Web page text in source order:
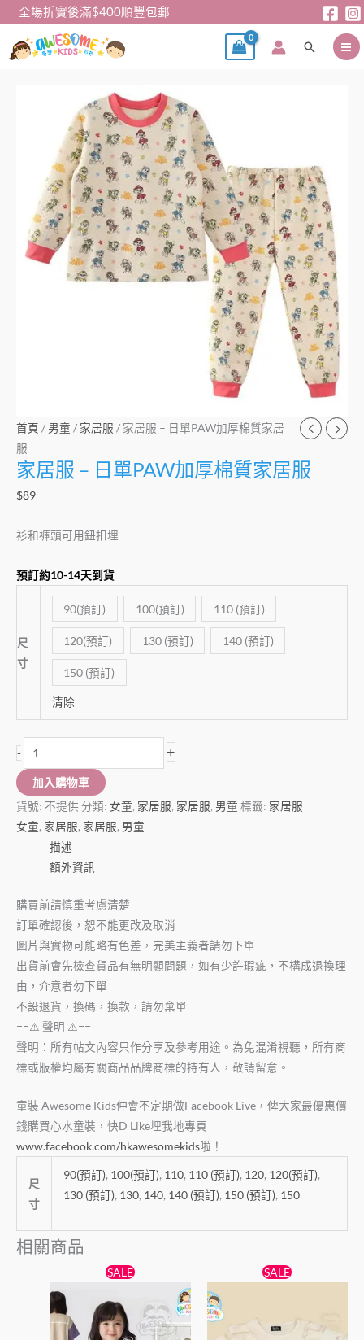
全場折實後滿$400順豐包郵
搜
首頁 / 男童 / 家居服 / 家居服 – 日單PAW加厚棉質家居
服
家居服 – 日單PAW加厚棉質家居服
$89
衫和褲頭可用鈕扣埋
預訂約10-14天到貨
尺
寸
90(預訂) 100(預訂) 110 (預訂)
120(預訂) 130 (預訂) 140 (預訂)
150 (預訂)
清除
-
PAW
加
厚
+
加入購物車
貨號: 不提供 分類: 女童, 家居服, 家居服, 男童 標籤: 家居服
女童, 家居服, 家居服, 男童
描述
額外資訊
購買前請慎重考慮清楚
訂單確認後，恕不能更改及取消
圖片與實物可能略有色差，完美主義者請勿下單
出貨前會先檢查貨品有無明顯問題，如有少許瑕疵，不構成退換理
由，介意者勿下單
不設退貨，換碼，換款，請勿棄單
==⚠️ 聲明 ⚠️==
聲明：所有帖文內容只作分享及參考用途。為免混淆視聽，所有商
標或版權均屬有關商品品牌商標的持有人，敬請留意。
童裝 Awesome Kids仲會不定期做Facebook Live，俾大家最優惠價
錢購買心水童裝，快D Like埋我地專頁
www.facebook.com/hkawesomekids啦！
尺
寸
90(預訂), 100(預訂), 110, 110 (預訂), 120, 120(預訂),
130 (預訂), 130, 140, 140 (預訂), 150 (預訂), 150
相關商品
SALE
格：
$89。
目
前
格：
$79。
產
品
有
SALE
始
$65。
目
前
$59。
有